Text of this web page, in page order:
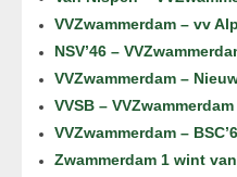
VVZwammerdam – vv
NSV’46 –
VVZwammerdam –
VVSB –
VVZwammerdam –
Zwammerdam 1 wint